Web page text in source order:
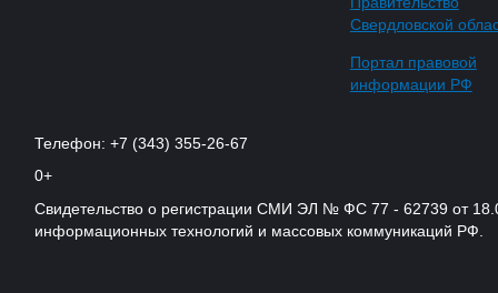
Свердловской
Портал правовой
информации РФ
Телефон: +7 (343) 355-26-67
0+
Свидетельство о регистрации СМИ ЭЛ № ФС 77 - 62739 от
информационных технологий и массовых коммуникаций РФ.